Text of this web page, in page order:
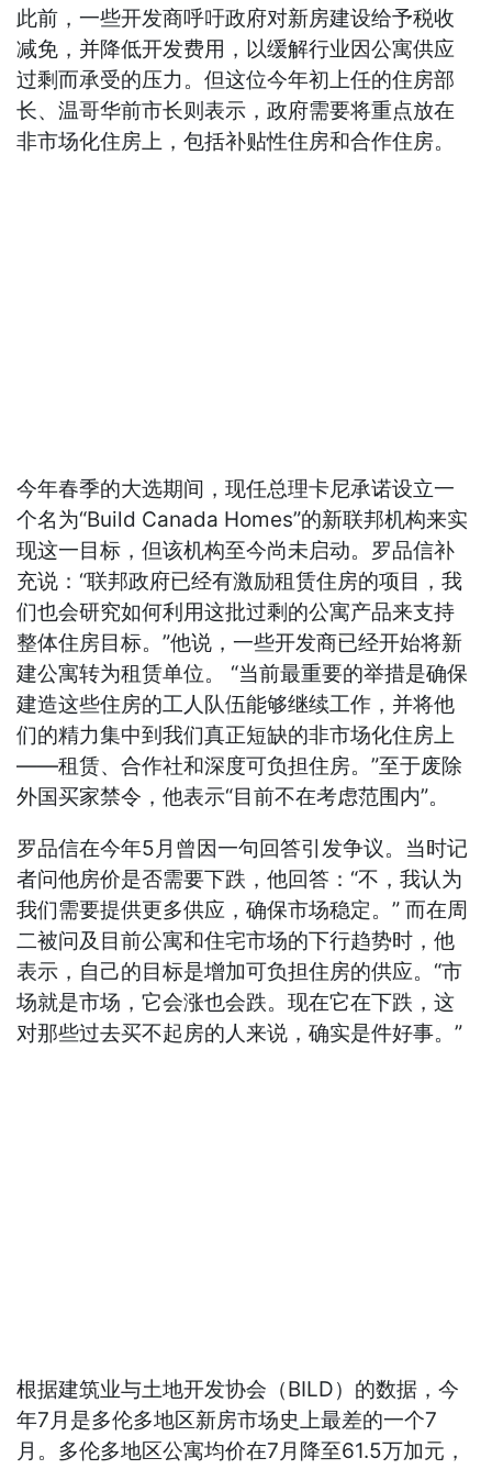
此前，一些开发商呼吁政府对新房建设给予税收
减免，并降低开发费用，以缓解行业因公寓供应
过剩而承受的压力。但这位今年初上任的住房部
长、温哥华前市长则表示，政府需要将重点放在
非市场化住房上，包括补贴性住房和合作住房。
今年春季的大选期间，现任总理卡尼承诺设立一
个名为“Build Canada Homes”的新联邦机构来实
现这一目标，但该机构至今尚未启动。罗品信补
充说：“联邦政府已经有激励租赁住房的项目，我
们也会研究如何利用这批过剩的公寓产品来支持
整体住房目标。”他说，一些开发商已经开始将新
建公寓转为租赁单位。 “当前最重要的举措是确保
建造这些住房的工人队伍能够继续工作，并将他
们的精力集中到我们真正短缺的非市场化住房上
——租赁、合作社和深度可负担住房。”至于废除
外国买家禁令，他表示“目前不在考虑范围内”。
罗品信在今年5月曾因一句回答引发争议。当时记
者问他房价是否需要下跌，他回答：“不，我认为
我们需要提供更多供应，确保市场稳定。” 而在周
二被问及目前公寓和住宅市场的下行趋势时，他
表示，自己的目标是增加可负担住房的供应。“市
场就是市场，它会涨也会跌。现在它在下跌，这
对那些过去买不起房的人来说，确实是件好事。”
根据建筑业与土地开发协会（BILD）的数据，今
年7月是多伦多地区新房市场史上最差的一个7
月。多伦多地区公寓均价在7月降至61.5万加元，